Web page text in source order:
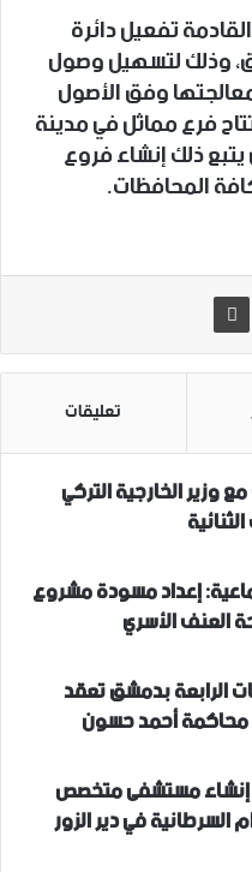
تفعيل دائرة
وذلك لتسهيل وصول
وفق الأصول
فرع مماثل في مدينة
ذلك إنشاء فروع
المحافظات.
تعليقات
وزير الخارجية التركي
إعداد مسودة مشروع
العنف الأسري
الرابعة بدمشق تعقد
أحمد حسون
إنشاء ‌‏مستشفى متخصص
السرطانية في دير الزور